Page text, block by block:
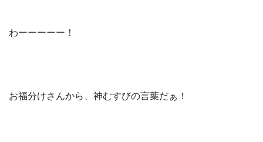
わーーーーー！
お福分けさんから、神むすびの言葉だぁ！